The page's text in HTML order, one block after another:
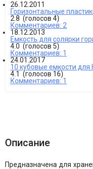
26.12.2011
Горизонтальные
2.8 (голосов 4)
Комментариев: 2
18.12.2013
Емкость для солярки
4.0 (голосов 5)
Комментариев: 1
24.01.2017
10 кубовые емкости
4.1 (голосов 16)
Комментариев: 1
Описание
Предназначена для